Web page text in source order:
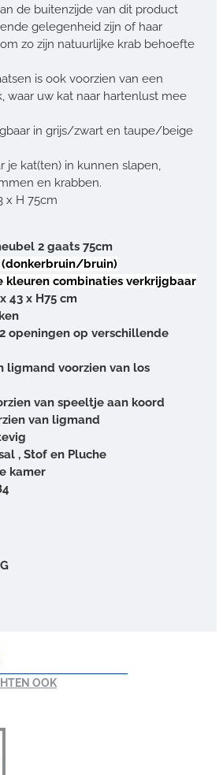
de buitenzijde van dit product
gelegenheid zijn of haar
zo zijn natuurlijke krab behoefte
is ook voorzien van een
waar uw kat naar hartenlust mee
in grijs/zwart en taupe/beige
je kat(ten) in kunnen slapen,
en krabben.
x H 75cm
2 gaats 75cm
(donkerbruin/bruin)
kleuren combinaties verkrijgbaar
43 x H75 cm
openingen op verschillende
ligmand voorzien van los
van speeltje aan koord
van ligmand
, Stof en Pluche
kamer
niet vertaald!
OOK